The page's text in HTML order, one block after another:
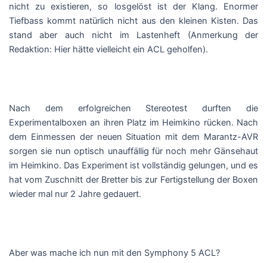
nicht zu existieren, so losgelöst ist der Klang. Enormer
Tiefbass kommt natürlich nicht aus den kleinen Kisten. Das
stand aber auch nicht im Lastenheft (Anmerkung der
Redaktion: Hier hätte vielleicht ein ACL geholfen).
Nach dem erfolgreichen Stereotest durften die
Experimentalboxen an ihren Platz im Heimkino rücken. Nach
dem Einmessen der neuen Situation mit dem Marantz-AVR
sorgen sie nun optisch unauffällig für noch mehr Gänsehaut
im Heimkino. Das Experiment ist vollständig gelungen, und es
hat vom Zuschnitt der Bretter bis zur Fertigstellung der Boxen
wieder mal nur 2 Jahre gedauert.
Aber was mache ich nun mit den Symphony 5 ACL?